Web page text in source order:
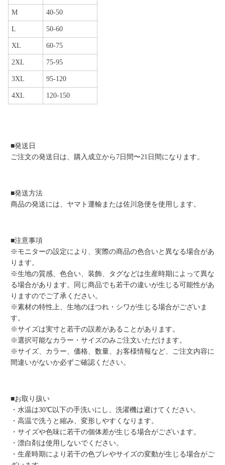
M 40-50
L 50-60
XL 60-75
2XL 75-95
3XL 95-120
4XL 120-150
■発送日
ご注文の発送日は、購入成立から7日間〜21日間になります。
■発送方法
商品の発送には、ヤマト運輸または佐川急便を使用します。
■注意事項
※モニターの設定により、実際の商品の色合いと異なる場合があ
ります。
※生地の質感、色合い、装飾、タグなどは生産時期によって異な
る場合があります。同じ商品でも若干の違いが生じる可能性があ
りますのでご了承ください。
※素材の特性上、生地のほつれ・シワが生じる場合がございま
す。
※サイズは実寸と若干の誤差があることがあります。
※選択可能なカラー・サイズのみご注文いただけます。
※サイズ、カラー、価格、数量、お客様情報など、ご注文内容に
間違いがないか必ずご確認ください。
■お取り扱い
・水温は30℃以下の手洗いにし、洗濯機は避けてください。
・高温で洗うと縮み、変形しやすくなります。
・サイズや色味に若干の個体差が生じる場合がございます。
・漂白剤は使用しないでください。
・生産時期により若干の色ブレやサイズの変動が生じる場合がご